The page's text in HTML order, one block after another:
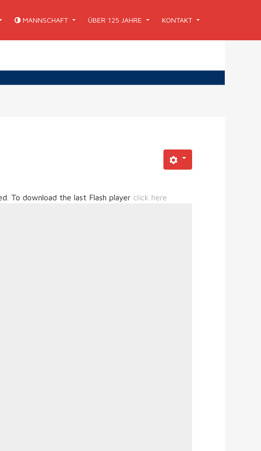
MANNSCHAFT ÜBER 125 JAHRE KONTAKT
To download the last Flash player click here